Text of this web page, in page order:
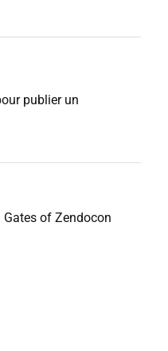
publier un
Gates of Zendocon